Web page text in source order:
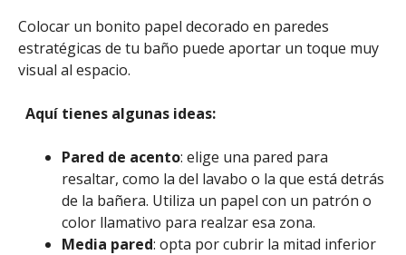
Colocar un bonito papel decorado en paredes
estratégicas de tu baño puede aportar un toque muy
visual al espacio.
Aquí tienes algunas ideas:
Pared de acento: elige una pared para
resaltar, como la del lavabo o la que está detrás
de la bañera. Utiliza un papel con un patrón o
color llamativo para realzar esa zona.
Media pared: opta por cubrir la mitad inferior